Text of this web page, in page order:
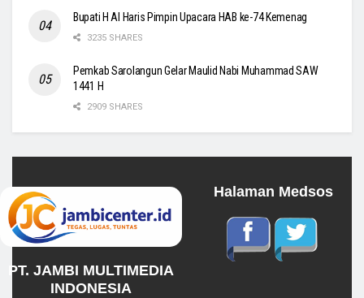
Bupati H Al Haris Pimpin Upacara HAB ke-74 Kemenag
3235 SHARES
Pemkab Sarolangun Gelar Maulid Nabi Muhammad SAW
1441 H
2909 SHARES
PT. JAMBI MULTIMEDIA
INDONESIA
Halaman Medsos